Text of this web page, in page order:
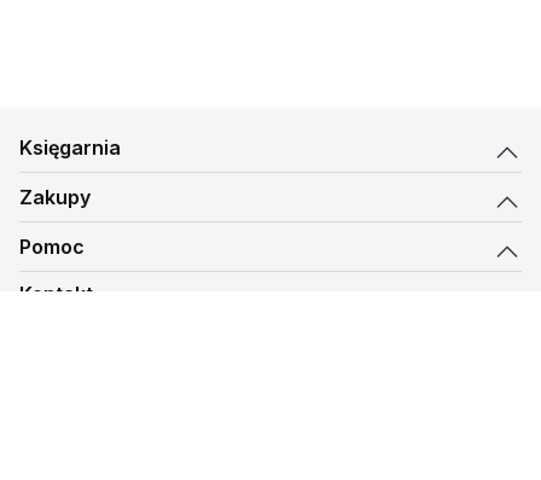
Księgarnia
Zakupy
Pomoc
Kontakt